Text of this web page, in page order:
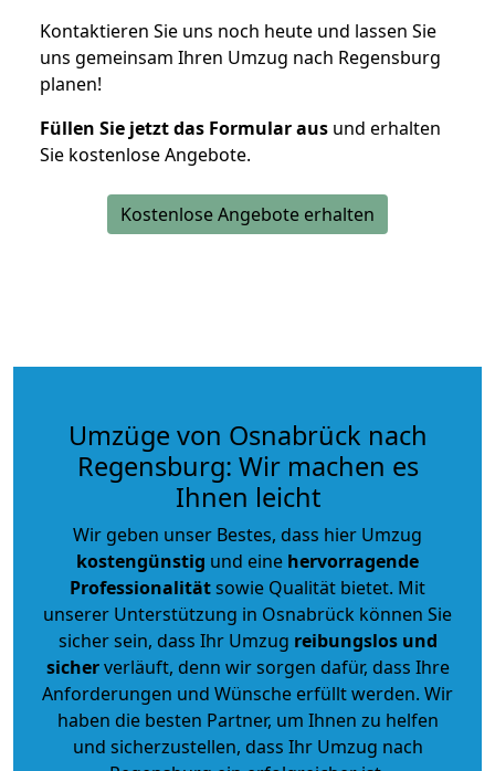
Kontaktieren Sie uns noch heute und lassen Sie
uns gemeinsam Ihren Umzug nach Regensburg
planen!
Füllen Sie jetzt das Formular aus und erhalten
Sie kostenlose Angebote.
Kostenlose Angebote erhalten
Umzüge von Osnabrück nach
Regensburg: Wir machen es
Ihnen leicht
Wir geben unser Bestes, dass hier Umzug
kostengünstig und eine hervorragende
Professionalitätsowie Qualität bietet. Mit
unserer Unterstützung in Osnabrück können Sie
sicher sein, dass Ihr Umzug reibungslos und
sicherverläuft, denn wir sorgen dafür, dass Ihre
Anforderungen und Wünsche erfüllt werden. Wir
haben die besten Partner, um Ihnen zu helfen
und sicherzustellen, dass Ihr Umzug nach